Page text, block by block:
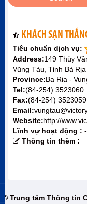
KHÁCH SẠN
Tiêu chuẩn dịch vụ:
Address:149 Thùy
Vũng Tàu, Tỉnh Bà
Province:Ba Ria -
Tel:(84-254) 3523060
Fax:(84-254) 3523059
Email:
Website:http://
Lĩnh vự hoạt động :
Thông tin thêm :
© Trung tâm Thông tin